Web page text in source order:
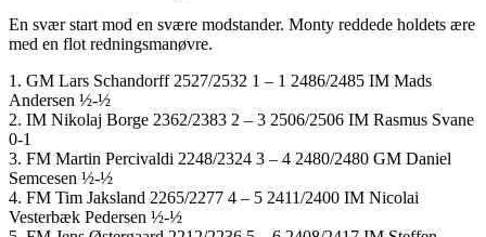
En svær start mod en svære modstander. Monty reddede holdets ære
med en flot redningsmanøvre.
1. GM Lars Schandorff 2527/2532 1 – 1 2486/2485 IM Mads
Andersen ½-½
2. IM Nikolaj Borge 2362/2383 2 – 3 2506/2506 IM Rasmus Svane
0-1
3. FM Martin Percivaldi 2248/2324 3 – 4 2480/2480 GM Daniel
Semcesen ½-½
4. FM Tim Jaksland 2265/2277 4 – 5 2411/2400 IM Nicolai
Vesterbæk Pedersen ½-½